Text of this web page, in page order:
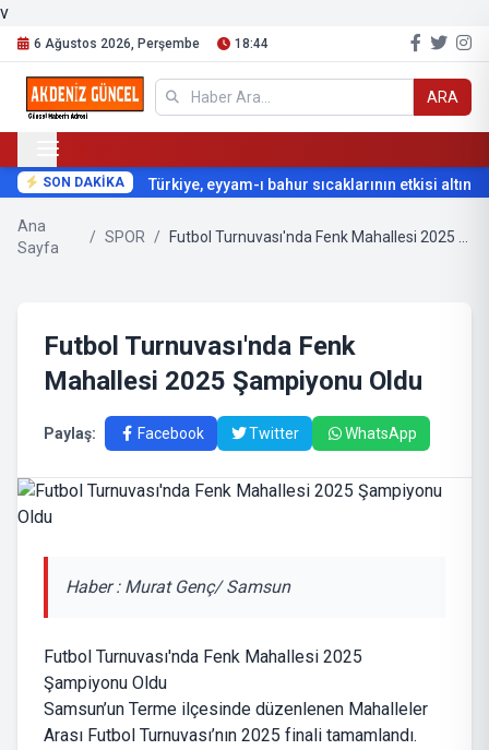
v
6 Ağustos 2026, Perşembe 18:44
ARA
SON DAKİKA Türkiye, eyyam-ı bahur sıcaklarının etkisi altına
Ana
Sayfa
/ SPOR /
Futbol Turnuvası'nda Fenk
Mahallesi 2025 Şampiyonu Oldu
Paylaş: Facebook Twitter WhatsApp
Haber : Murat Genç/ Samsun
Futbol Turnuvası'nda Fenk Mahallesi 2025
Şampiyonu Oldu
Samsun’un Terme ilçesinde düzenlenen Mahalleler
Arası Futbol Turnuvası’nın 2025 finali tamamlandı.